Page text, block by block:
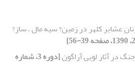
عشایر کلهر در زمین? سیه مال ، ساز?
در آثار لویی آراگون
[دوره 3، شماره